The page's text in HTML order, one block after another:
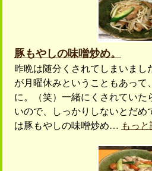
豚もやしの味噌炒め。
昨晩は随分くされてしまいまし
が月曜休みということもあって
に。（笑）一緒にくされていた
いので、しっかりしないとだめ
は豚もやしの味噌炒め… もっと